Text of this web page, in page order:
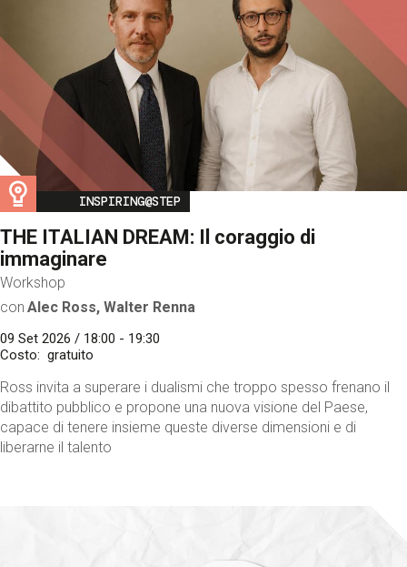
Image
INSPIRING@STEP
THE ITALIAN DREAM: Il coraggio di
immaginare
Workshop
con Alec Ross, Walter Renna
09 Set 2026 / 18:00 - 19:30
Costo
gratuito
Ross invita a superare i dualismi che troppo spesso frenano il
dibattito pubblico e propone una nuova visione del Paese,
capace di tenere insieme queste diverse dimensioni e di
liberarne il talento